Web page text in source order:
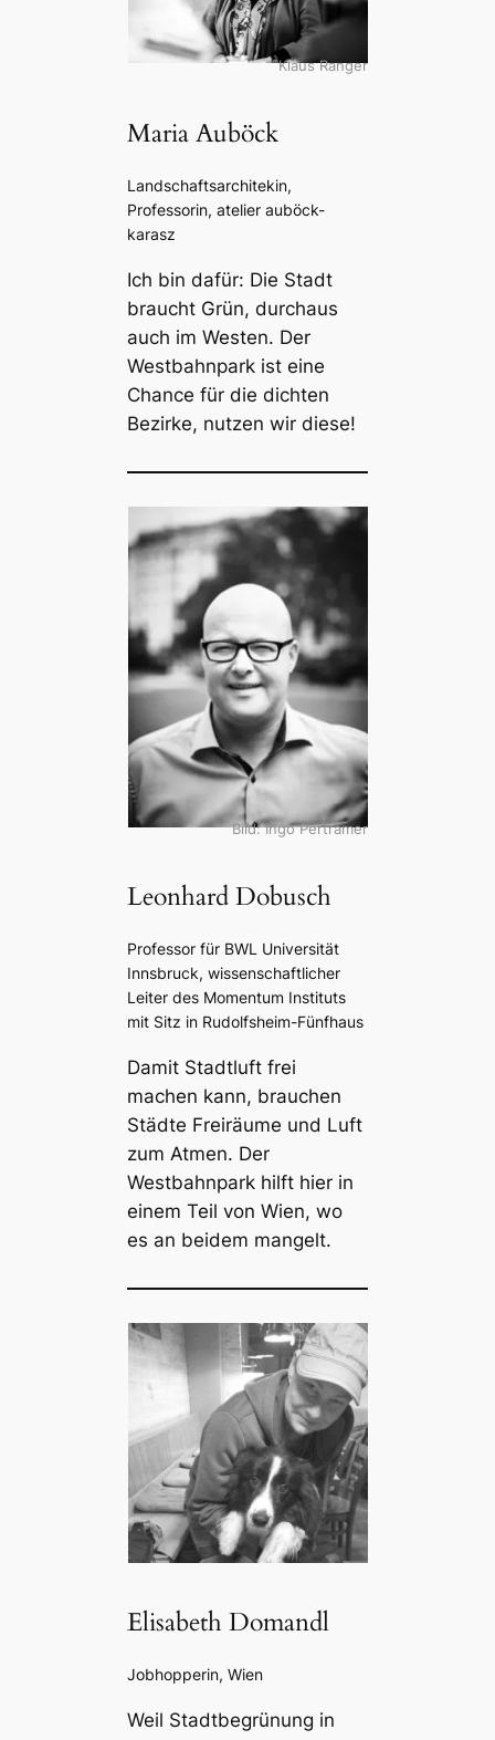
Klaus Ranger
Maria Auböck
Landschaftsarchitekin,
Professorin, atelier auböck-
karasz
Ich bin dafür: Die Stadt
braucht Grün, durchaus
auch im Westen. Der
Westbahnpark ist eine
Chance für die dichten
Bezirke, nutzen wir diese!
Bild: Ingo Pertramer
Leonhard Dobusch
Professor für BWL Universität
Innsbruck, wissenschaftlicher
Leiter des Momentum Instituts
mit Sitz in Rudolfsheim-Fünfhaus
Damit Stadtluft frei
machen kann, brauchen
Städte Freiräume und Luft
zum Atmen. Der
Westbahnpark hilft hier in
einem Teil von Wien, wo
es an beidem mangelt.
Elisabeth Domandl
Jobhopperin, Wien
Weil Stadtbegrünung in